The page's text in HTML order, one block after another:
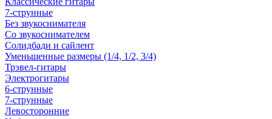
7-струнные
Без звукоснимателя
Со звукоснимателем
Солидбади и сайлент
Уменьшенные размеры (1/4, 1/2, 3/4)
Трэвел-гитары
Электрогитары
6-струнные
7-струнные
Левосторонние